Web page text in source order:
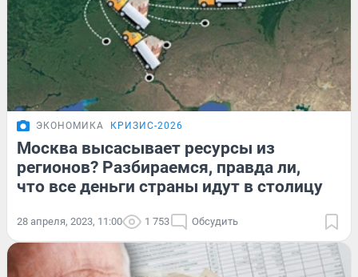
ЭКОНОМИКА КРИЗИС-2026
Москва высасывает ресурсы из
регионов? Разбираемся, правда ли,
что все деньги страны идут в столицу
28 апреля, 2023, 11:00 1 753 Обсудить